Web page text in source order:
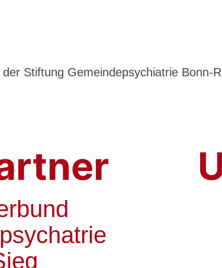
Stiftung Gemeindepsychiatrie Bonn-